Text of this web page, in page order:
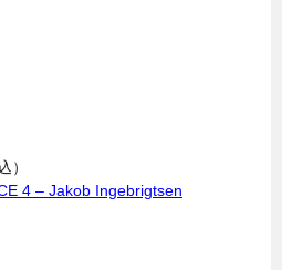
）
4 – Jakob Ingebrigtsen